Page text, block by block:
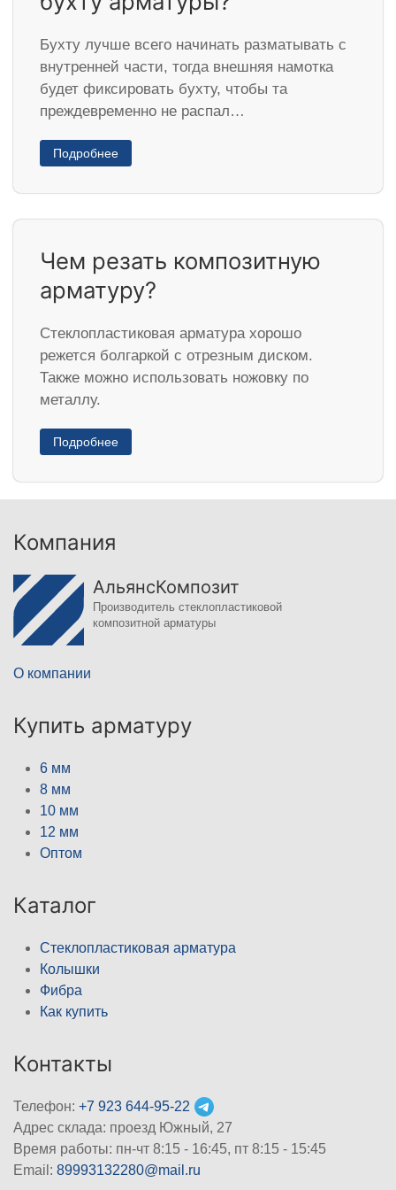
Бухту лучше всего начинать разматывать с
внутренней части, тогда внешняя намотка
будет фиксировать бухту, чтобы та
преждевременно не распал…
Подробнее
Чем резать композитную
арматуру?
Стеклопластиковая арматура хорошо
режется болгаркой с отрезным диском.
Также можно использовать ножовку по
металлу.
Подробнее
Компания
АльянсКомпозит
Производитель стеклопластиковой
композитной арматуры
О компании
Купить арматуру
6 мм
8 мм
10 мм
12 мм
Оптом
Каталог
Стеклопластиковая арматура
Колышки
Фибра
Как купить
Контакты
Телефон: +7 923 644-95-22
Адрес склада: проезд Южный, 27
Время работы: пн-чт 8:15 - 16:45, пт 8:15 - 15:45
Email: 89993132280@mail.ru